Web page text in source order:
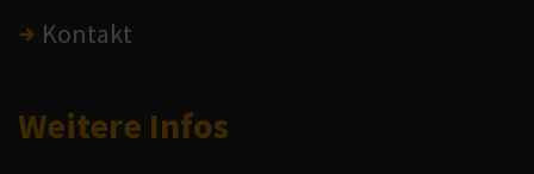
Kontakt
Weitere Infos